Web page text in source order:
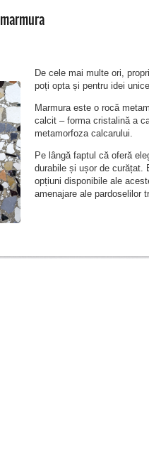
De cele mai multe ori,
poți opta și pentru idei
Marmura este o rocă
calcit – forma cristalină a
metamorfoza calcarului.
Pe lângă faptul că oferă
durabile și ușor de curățat.
opțiuni disponibile ale
amenajare ale pardoselilor